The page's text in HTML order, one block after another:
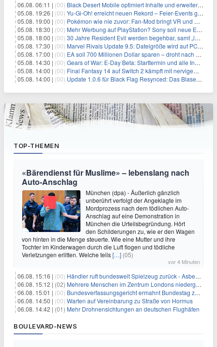
06.08. 06:11 | (00) Black Desert Mobile optimiert Inhalte und erweitert Treasure Access
05.08. 19:26 | (00) Yu‑Gi‑Oh! erreicht neuen Rekord – Feier‑Events gestartet
05.08. 19:00 | (00) Pokémon wie nie zuvor: Fan-Mod bringt VR und Ego-Perspektive nach Kanto
05.08. 18:30 | (00) Mehr Werbung auf PlayStation? Sony soll neue Einnahmequellen prüfen
05.08. 18:00 | (00) 30 Jahre Resident Evil werden begehbar, samt „lebensgroßem Leon“
05.08. 17:30 | (00) Marvel Rivals Update 9.5: Dateigröße wird auf PC und Konsolen deutlich reduziert
05.08. 17:00 | (00) EA soll 700 Millionen Dollar sparen – droht nach der Übernahme die nächste Entlassungswelle?
05.08. 14:30 | (00) Gears of War: E-Day Beta: Starttermin und alle Inhalte offiziell bestätigt
05.08. 14:00 | (00) Final Fantasy 14 auf Switch 2 kämpft mit nervigem Ladefehler
05.08. 14:00 | (00) Update 1.0.6 für Black Flag Resynced: Das Blaserohr verschwindet – und 15 GB rollen auf die Xbox zu
TOP-THEMEN
«Bärendienst für Muslime» – lebenslang nach
Auto-Anschlag
München (dpa) - Äußerlich gänzlich
unberührt verfolgt der Angeklagte im
Mordprozess nach dem tödlichen Auto-
Anschlag auf eine Demonstration in
München die Urteilsbegründung. Hört
den Schilderungen zu, wie er den Wagen
von hinten in die Menge steuerte. Wie eine Mutter und ihre
Tochter im Kinderwagen durch die Luft flogen und tödliche
Verletzungen erlitten. Welche teils[…] (05)
vor 4 Minuten
06.08. 15:16 | (00) Händler ruft bundesweit Spielzeug zurück - Asbestverdacht
06.08. 15:12 | (02) Mehrere Menschen im Zentrum Londons niedergestochen
06.08. 15:01 | (00) Bundesverfassungsgericht ermahnt Bundestag zu zügiger Wahlprüfung
06.08. 14:50 | (00) Warten auf Vereinbarung zu Straße von Hormus
06.08. 14:42 | (01) Mehr Drohnensichtungen an deutschen Flughäfen
BOULEVARD-NEWS